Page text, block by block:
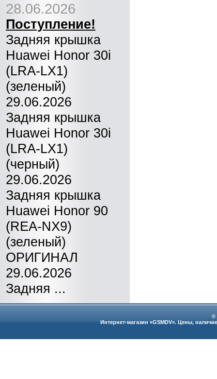
28.06.2026
Поступление!
Задняя крышка
Huawei Honor 30i
(LRA-LX1)
(зеленый)
29.06.2026
Задняя крышка
Huawei Honor 30i
(LRA-LX1)
(черный)
29.06.2026
Задняя крышка
Huawei Honor 90
(REA-NX9)
(зеленый)
ОРИГИНАЛ
29.06.2026
Задняя ...
©
Интернет-магазин «GSMDV». Цены,